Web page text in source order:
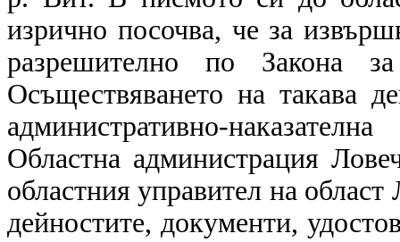
изрично посочва, че за
разрешително по Закона
Осъществяването на такава
административно-
Областна администрация
областния управител на
дейностите, документи,